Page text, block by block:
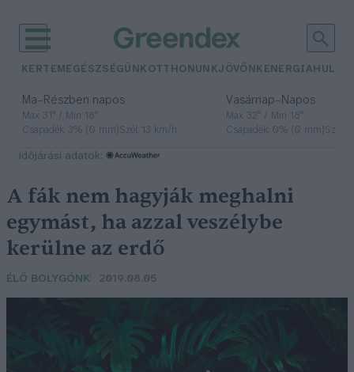
KERTEM EGÉSZSÉGÜNK OTTHONUNKJÖVŐNK ENERGIA
Ma– Részben napos
Max 31° / Min 18°
Csapadék: 3% (0 mm)Szél: 13 km/h
Vasárnap– Napos
Max 32° / Min 18°
Csapadék: 0% (0 mm)Szél:
időjárási adatok:
A fák nem hagyják meghalni
egymást, ha azzal veszélybe
kerülne az erdő
ÉLŐ BOLYGÓNK 2019.08.05